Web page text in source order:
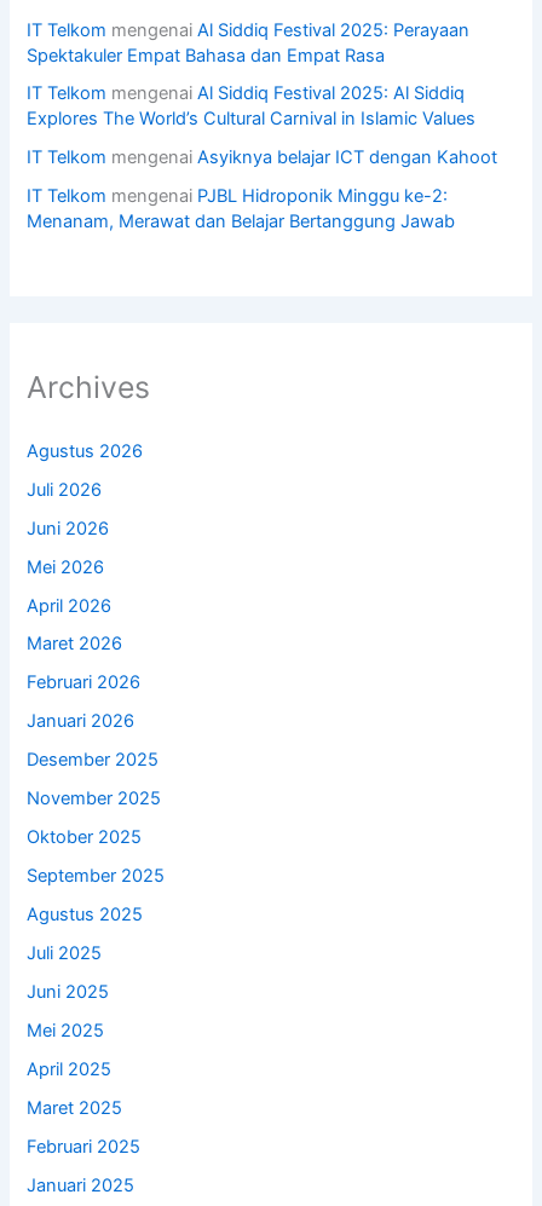
IT Telkom mengenaiAl Siddiq Festival 2025: Perayaan
Spektakuler Empat Bahasa dan Empat Rasa
IT Telkom mengenaiAl Siddiq Festival 2025: Al Siddiq
Explores The World’s Cultural Carnival in Islamic Values
IT Telkom mengenaiAsyiknya belajar ICT dengan Kahoot
IT Telkom mengenai PJBL Hidroponik Minggu ke-2:
Menanam, Merawat dan Belajar Bertanggung Jawab
Archives
Agustus 2026
Juli 2026
Juni 2026
Mei 2026
April 2026
Maret 2026
Februari 2026
Januari 2026
Desember 2025
November 2025
Oktober 2025
September 2025
Agustus 2025
Juli 2025
Juni 2025
Mei 2025
April 2025
Maret 2025
Februari 2025
Januari 2025